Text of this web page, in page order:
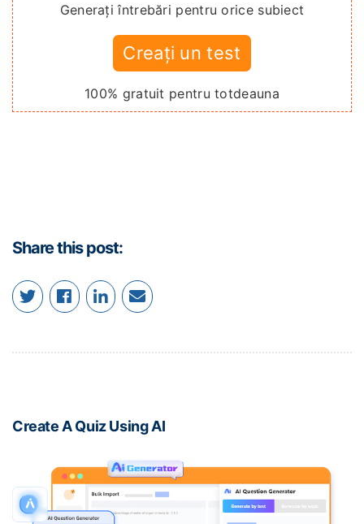
Generați întrebări pentru orice subiect
Creați un test
100% gratuit pentru totdeauna
Share this post:
Create A Quiz Using AI